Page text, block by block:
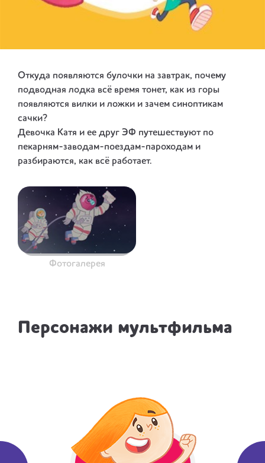
Откуда появляются булочки на завтрак, почему
подводная лодка всё время тонет, как из горы
появляются вилки и ложки и зачем синоптикам
сачки?
Девочка Катя и ее друг ЭФ путешествуют по
пекарням-заводам-поездам-пароходам и
разбираются, как всё работает.
Фотогалерея
Персонажи мультфильма